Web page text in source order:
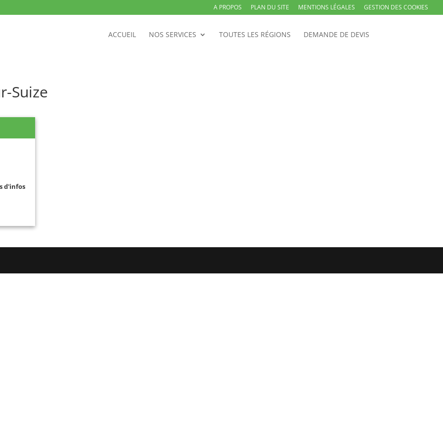
A PROPOS PLAN DU SITE MENTIONS LÉGALES GESTION DES COOKIES
ACCUEIL NOS SERVICES TOUTES LES RÉGIONS DEMANDE DE DEVIS
Suize
d'infos